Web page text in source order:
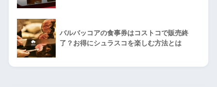
バルバッコアの食事券はコストコで販売終
了？お得にシュラスコを楽しむ方法とは